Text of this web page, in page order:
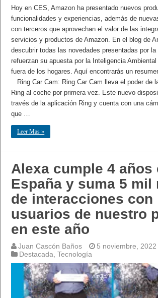
Hoy en CES, Amazon ha presentado nuevos
funcionalidades y experiencias, además de
con terceros que aprovechan el valor de las
servicios y productos de Amazon. En el blog de
descubrir todas las novedades presentadas por
refuerzan su apuesta por la Inteligencia
fuera de los hogares. Aquí encontrarás un
Ring Car Cam: Ring Car Cam lleva el poder de
Ring al coche por primera vez. Este nuevo
través de la aplicación Ring y cuenta con una
que …
Leer Mas »
Alexa cumple 4 años
España y suma 5 mil
de interacciones con
usuarios de nuestro
en este año
Juan Cascón Baños
5 noviembre, 2022
Destacada ,Tecnología